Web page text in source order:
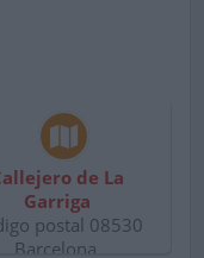
de La
Garriga
postal 08530
Barcelona.